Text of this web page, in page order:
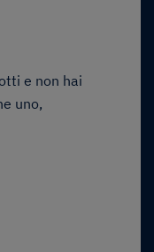
e non hai
uno,